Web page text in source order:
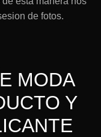
de fotos.
MODA
Y